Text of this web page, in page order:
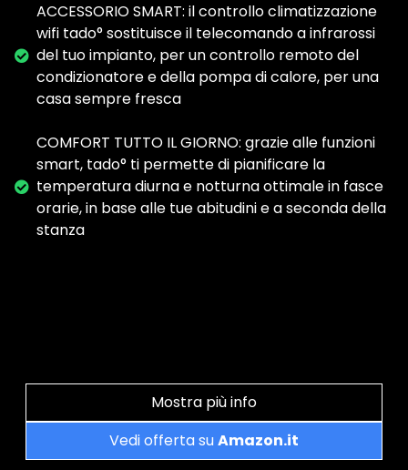
ACCESSORIO SMART: il controllo climatizzazione
wifi tado° sostituisce il telecomando a infrarossi
del tuo impianto, per un controllo remoto del
condizionatore e della pompa di calore, per una
casa sempre fresca
COMFORT TUTTO IL GIORNO: grazie alle funzioni
smart, tado° ti permette di pianificare la
temperatura diurna e notturna ottimale in fasce
orarie, in base alle tue abitudini e a seconda della
stanza
Mostra più info
Vedi offerta suAmazon.it